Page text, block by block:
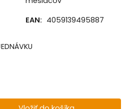
EAN: 4059139495887